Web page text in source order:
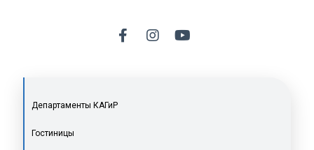
Департаменты КАГиР
Гостиницы